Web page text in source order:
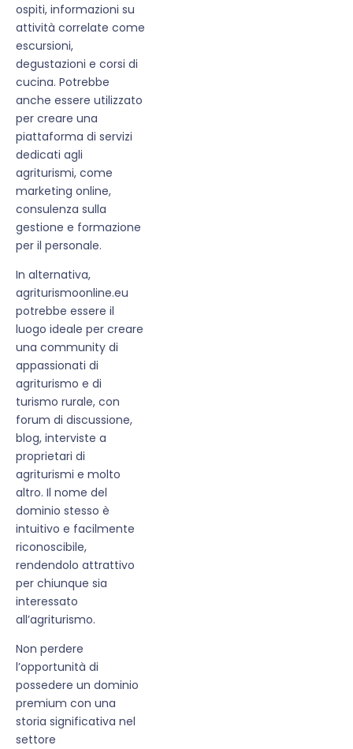
ospiti, informazioni su
attività correlate come
escursioni,
degustazioni e corsi di
cucina. Potrebbe
anche essere utilizzato
per creare una
piattaforma di servizi
dedicati agli
agriturismi, come
marketing online,
consulenza sulla
gestione e formazione
per il personale.
In alternativa,
agriturismoonline.eu
potrebbe essere il
luogo ideale per creare
una community di
appassionati di
agriturismo e di
turismo rurale, con
forum di discussione,
blog, interviste a
proprietari di
agriturismi e molto
altro. Il nome del
dominio stesso è
intuitivo e facilmente
riconoscibile,
rendendolo attrattivo
per chiunque sia
interessato
all’agriturismo.
Non perdere
l’opportunità di
possedere un dominio
premium con una
storia significativa nel
settore